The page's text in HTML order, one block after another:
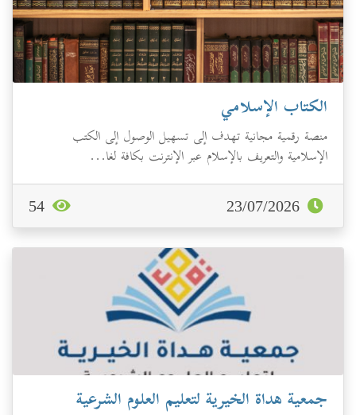
الكتاب الإسلامي
منصة رقمية مجانية تهدف إلى تسهيل الوصول إلى الكتب
الإسلامية والتعريف بالإسلام عبر الإنترنت بكافة لغا...
جمعية هداة الخيرية لتعليم العلوم الشرعية